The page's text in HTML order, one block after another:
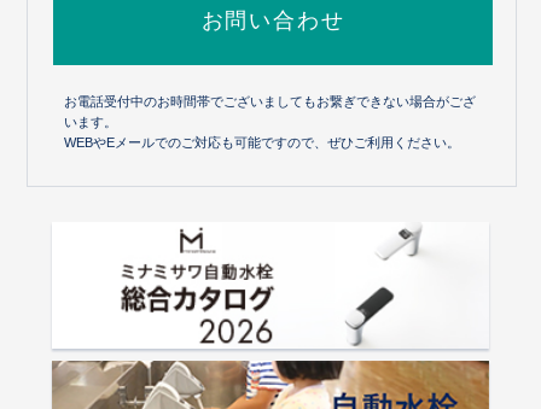
お問い合わせ
お電話受付中のお時間帯でございましてもお繋ぎできない場合がござ
います。
WEBやEメールでのご対応も可能ですので、ぜひご利用ください。